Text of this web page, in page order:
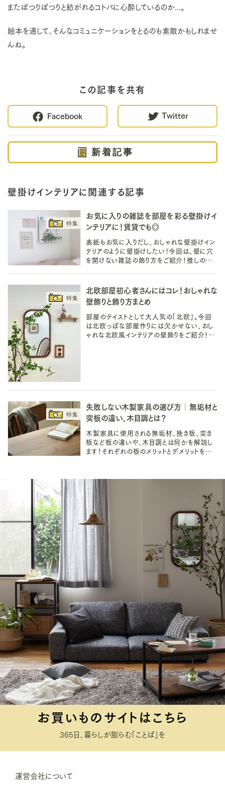
またぽつりぽつりと紡がれるコトバに心酔しているのか...。
絵本を通して、そんなコミュニケーションをとるのも素敵かもしれませ
んね。
この記事を共有
Facebook Twitter
新着記事
壁掛けインテリアに関連する記事
お気に入りの雑誌を部屋を彩る壁掛けイ
ンテリアに！賃貸でも◎
表紙もお気に入りだし、おしゃれな壁掛けイン
テリアのように壁掛けしたい！今回は、壁に穴
を開けない雑誌の飾り方をご紹介！推しのオ
北欧部屋初心者さんにはコレ！おしゃれな
壁飾りと飾り方まとめ
部屋のテイストとして大人気の「北欧」。今回
は北欧っぽな部屋作りには欠かせない、おし
ゃれな北欧風インテリアの壁飾りをご紹介！マ
失敗しない木製家具の選び方│無垢材と
突板の違い、木目調とは？
木製家具に使用される無垢材、挽き板、突き
板など板の違いや、木目調とは何かを解説し
ます！それぞれの板のメリットとデメリットを知
お買いものサイトはこちら
365日、暮らしが膨らむ「ことば」を
運営会社について